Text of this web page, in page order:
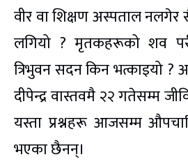
वीर वा शिक्षण अस्पताल
लगियो ? मृतकहरूको शव
त्रिभुवन सदन किन भत्काइयो ?
दीपेन्द्र वास्तवमै २२ गतेसम्म
यस्ता प्रश्नहरू आजसम्म
भएका छैनन्।